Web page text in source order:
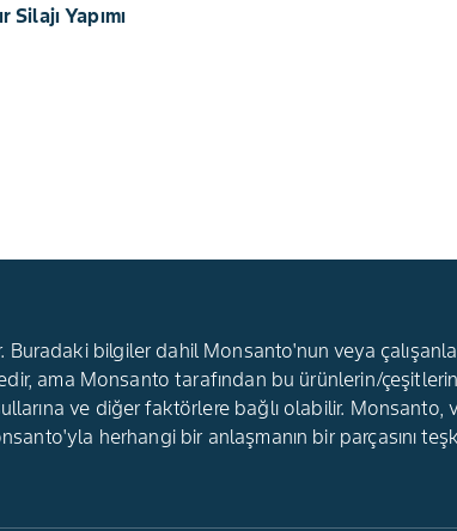
Silajı Yapımı
Buradaki bilgiler dahil Monsanto'nun veya
ama Monsanto tarafından bu ürünlerin/
ve diğer faktörlere bağlı olabilir.
herhangi bir anlaşmanın bir parçasını